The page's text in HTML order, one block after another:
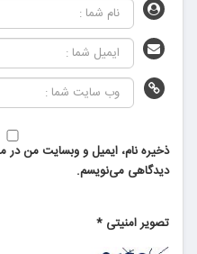
ذخیره نام، ایمیل و وبسایت من در
دیدگاهی می‌نویسم.
تصویر امنیتی *